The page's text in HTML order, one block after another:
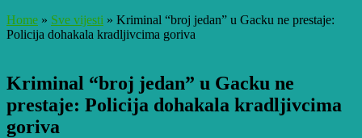
Home » Sve vijesti » Kriminal “broj jedan” u Gacku ne prestaje:
Policija dohakala kradljivcima goriva
Kriminal “broj jedan” u Gacku ne
prestaje: Policija dohakala kradljivcima
goriva